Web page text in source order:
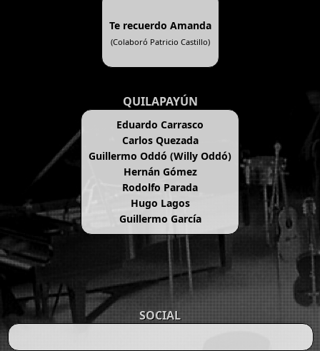
Te recuerdo Amanda
(Colaboró Patricio Castillo)
QUILAPAYÚN
Eduardo Carrasco
Carlos Quezada
Guillermo Oddó (Willy Oddó)
Hernán Gómez
Rodolfo Parada
Hugo Lagos
Guillermo García
SOCIAL